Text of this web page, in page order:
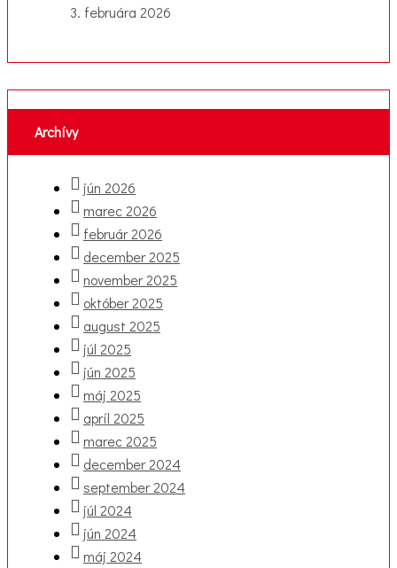
3. februára 2026
Archívy
jún 2026
marec 2026
február 2026
december 2025
november 2025
október 2025
august 2025
júl 2025
jún 2025
máj 2025
apríl 2025
marec 2025
december 2024
september 2024
júl 2024
jún 2024
máj 2024